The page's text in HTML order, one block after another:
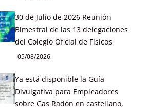
30 de Julio de 2026 Reunión
Bimestral de las 13 delegaciones
del Colegio Oficial de Físicos
05/08/2026
Ya está disponible la Guía
Divulgativa para Empleadores
sobre Gas Radón en castellano,